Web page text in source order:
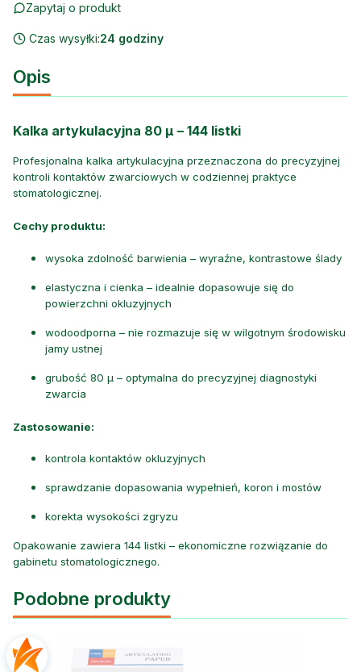
Zapytaj o produkt
Czas wysyłki:24 godziny
Opis
Kalka artykulacyjna 80 µ – 144 listki
Profesjonalna kalka artykulacyjna przeznaczona do precyzyjnej
kontroli kontaktów zwarciowych w codziennej praktyce
stomatologicznej.
Cechy produktu:
wysoka zdolność barwienia – wyraźne, kontrastowe ślady
elastyczna i cienka – idealnie dopasowuje się do
powierzchni okluzyjnych
wodoodporna – nie rozmazuje się w wilgotnym środowisku
jamy ustnej
grubość 80 µ – optymalna do precyzyjnej diagnostyki
zwarcia
Zastosowanie:
kontrola kontaktów okluzyjnych
sprawdzanie dopasowania wypełnień, koron i mostów
korekta wysokości zgryzu
Opakowanie zawiera 144 listki – ekonomiczne rozwiązanie do
gabinetu stomatologicznego.
Podobne produkty